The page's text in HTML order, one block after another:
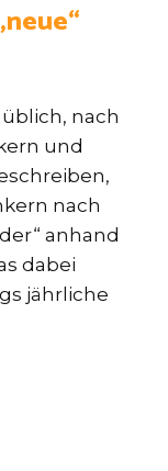
nach
und
nach
anhand
dabei
jährliche